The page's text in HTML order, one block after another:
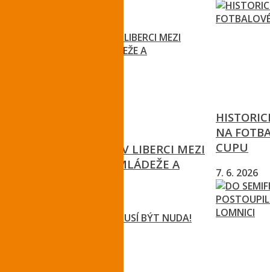
ŘSD OPRAVÍ I/35 V LIBERCI MEZI
ULICEMI ČESKÉ MLÁDEŽE A
NA
CUPU
7. 6. 2026